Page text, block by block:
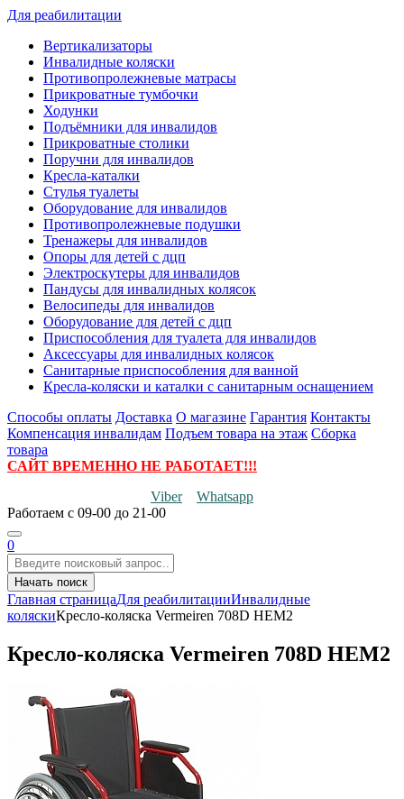
Для реабилитации
Вертикализаторы
Инвалидные коляски
Противопролежневые матрасы
Прикроватные тумбочки
Ходунки
Подъёмники для инвалидов
Прикроватные столики
Поручни для инвалидов
Кресла-каталки
Стулья туалеты
Оборудование для инвалидов
Противопролежневые подушки
Тренажеры для инвалидов
Опоры для детей с дцп
Электроскутеры для инвалидов
Пандусы для инвалидных колясок
Велосипеды для инвалидов
Оборудование для детей с дцп
Приспособления для туалета для инвалидов
Аксессуары для инвалидных колясок
Санитарные приспособления для ванной
Кресла-коляски и каталки с санитарным оснащением
Способы оплаты Доставка О магазине Гарантия Контакты
Компенсация инвалидам Подъем товара на этаж Сборка
товара
САЙТ ВРЕМЕННО НЕ РАБОТАЕТ!!!
Viber
Whatsapp
Работаем с 09-00 до 21-00
0
Начать поиск
Главная страницаДля реабилитацииИнвалидные
коляскиКресло-коляска Vermeiren 708D HEM2
Кресло-коляска Vermeiren 708D HEM2